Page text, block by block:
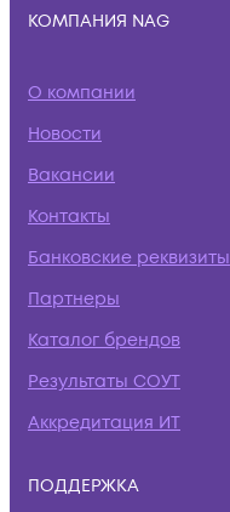
КОМПАНИЯ NAG
О компании
Новости
Вакансии
Контакты
Банковские реквизиты
Партнеры
Каталог брендов
Результаты СОУТ
Аккредитация ИТ
ПОДДЕРЖКА